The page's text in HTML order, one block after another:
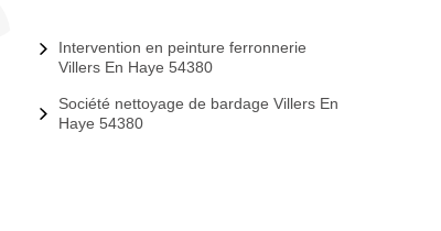
Intervention en peinture ferronnerie
Villers En Haye 54380
Société nettoyage de bardage Villers En
Haye 54380